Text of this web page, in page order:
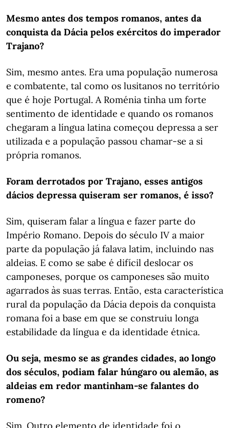
Mesmo antes dos tempos romanos, antes da
conquista da Dácia pelos exércitos do imperador
Trajano?
Sim, mesmo antes. Era uma população numerosa
e combatente, tal como os lusitanos no território
que é hoje Portugal. A Roménia tinha um forte
sentimento de identidade e quando os romanos
chegaram a língua latina começou depressa a ser
utilizada e a população passou chamar-se a si
própria romanos.
Foram derrotados por Trajano, esses antigos
dácios depressa quiseram ser romanos, é isso?
Sim, quiseram falar a língua e fazer parte do
Império Romano. Depois do século IV a maior
parte da população já falava latim, incluindo nas
aldeias. E como se sabe é difícil deslocar os
camponeses, porque os camponeses são muito
agarrados às suas terras. Então, esta característica
rural da população da Dácia depois da conquista
romana foi a base em que se construiu longa
estabilidade da língua e da identidade étnica.
Ou seja, mesmo se as grandes cidades, ao longo
dos séculos, podiam falar húngaro ou alemão, as
aldeias em redor mantinham-se falantes do
romeno?